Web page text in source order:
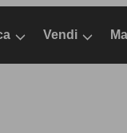
Vendi